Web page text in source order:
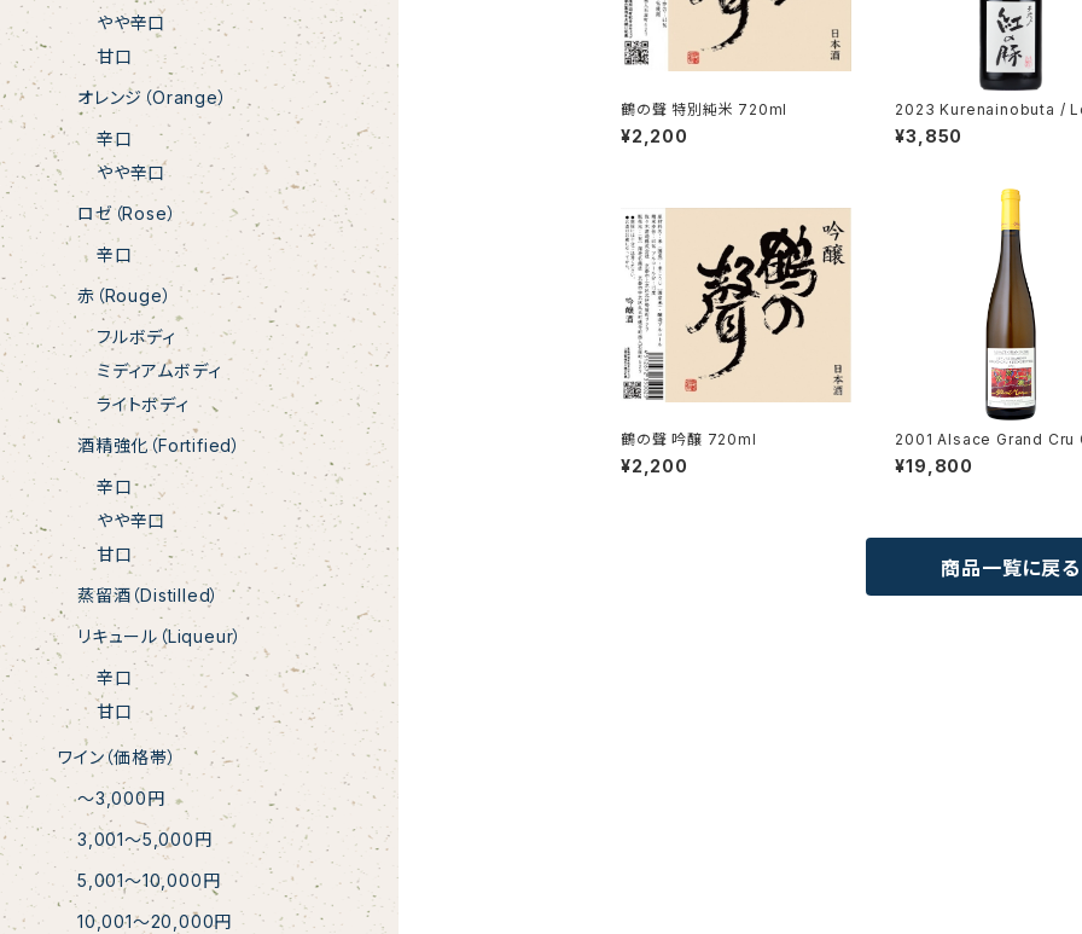
鶴の聲 特別純米 720ml
¥2,200
2023 Kurenainobuta /
mont (STUDIO GHIBLI
oration)
¥3,850
鶴の聲 吟醸 720ml
¥2,200
2001 Alsace Grand Cru
rztraminer Steingrubler
Albert Mann
¥19,800
商品一覧に戻る
やや辛口
甘口
オレンジ（Orange）
辛口
やや辛口
ロゼ（Rose）
辛口
赤（Rouge）
フルボディ
ミディアムボディ
ライトボディ
酒精強化（Fortified）
辛口
やや辛口
甘口
蒸留酒（Distilled）
リキュール（Liqueur）
辛口
甘口
ワイン（価格帯）
〜3,000円
3,001〜5,000円
5,001〜10,000円
10,001〜20,000円